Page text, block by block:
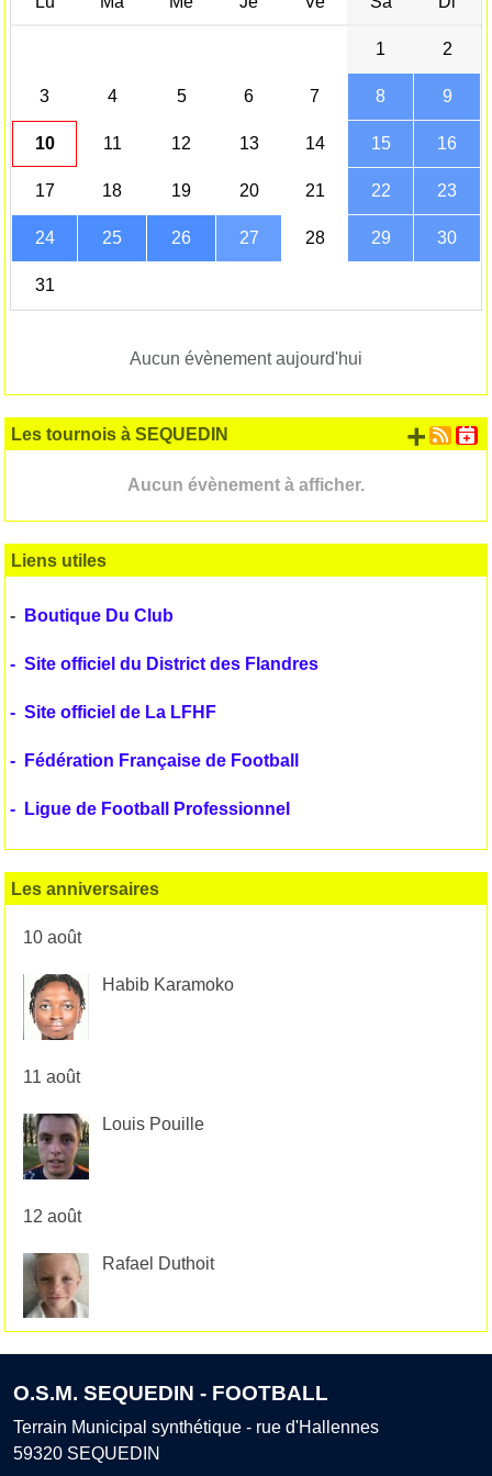
1 2
3 4 5 6 7 8 9
10 11 12 13 14 15 16
17 18 19 20 21 22 23
24 25 26 27 28 29 30
31
Aucun évènement aujourd'hui
Les tournois à SEQUEDIN
Aucun évènement à afficher.
+
Liens utiles
- Boutique Du Club
- Site officiel du District des Flandres
- Site officiel de La LFHF
- Fédération Française de Football
- Ligue de Football Professionnel
Les anniversaires
10 août
Habib Karamoko
11 août
Louis Pouille
12 août
Rafael Duthoit
O.S.M. SEQUEDIN - FOOTBALL
Terrain Municipal synthétique - rue d'Hallennes
59320 SEQUEDIN